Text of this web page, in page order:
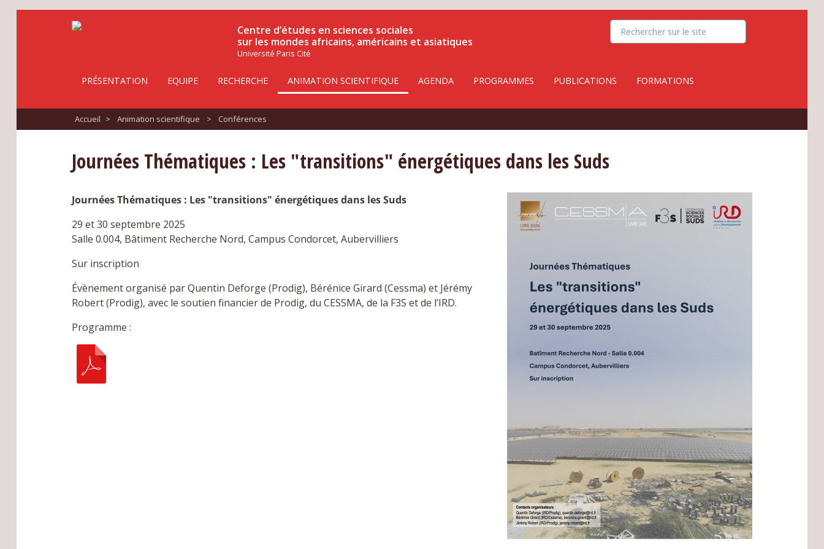
Centre d’études en sciences sociales
sur les mondes africains, américains et asiatiques
Université Paris Cité
PRÉSENTATION EQUIPE RECHERCHE ANIMATION SCIENTIFIQUE AGENDA PROGRAMMES PUBLICATIONS FORMATIONS
Accueil > Animation scientifique > Conférences
Journées Thématiques : Les "transitions" énergétiques dans les Suds
Journées Thématiques : Les "transitions" énergétiques dans les Suds
29 et 30 septembre 2025
Salle 0.004, Bâtiment Recherche Nord, Campus Condorcet, Aubervilliers
Sur inscription
Évènement organisé par Quentin Deforge (Prodig), Bérénice Girard (Cessma) et Jérémy
Robert (Prodig), avec le soutien financier de Prodig, du CESSMA, de la F3S et de l’IRD.
Programme :